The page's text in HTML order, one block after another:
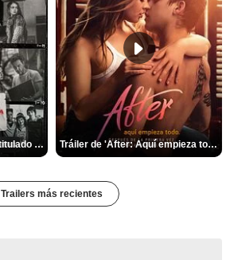
Primer Tráiler Oficial Subtitulado de 'Una última aventura: Detrás de cámaras de Stranger Things 5' Tráiler de 'After: Aquí empieza todo'
Trailers más recientes